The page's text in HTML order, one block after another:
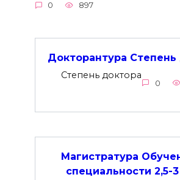
0 897
Докторантура Степень
Степень доктора
0
Магистратура
специальности 2,5-